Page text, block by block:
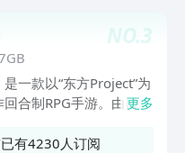
NO.3
是一款以“东方Project”为
合制RPG手游。由日本
）与擅长做RPG的
更多
有4230人订阅